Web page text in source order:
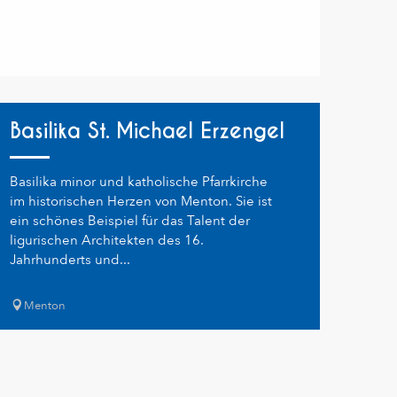
Basilika St. Michael Erzengel
Basilika minor und katholische Pfarrkirche
im historischen Herzen von Menton. Sie ist
ein schönes Beispiel für das Talent der
ligurischen Architekten des 16.
Jahrhunderts und...
Menton